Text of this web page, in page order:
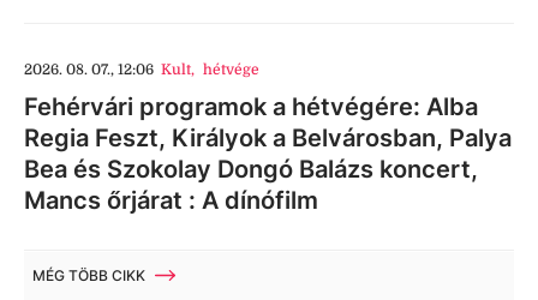
2026. 08. 07., 12:06 Kult, hétvége
Fehérvári programok a hétvégére: Alba
Regia Feszt, Királyok a Belvárosban, Palya
Bea és Szokolay Dongó Balázs koncert,
Mancs őrjárat : A dínófilm
MÉG TÖBB CIKK